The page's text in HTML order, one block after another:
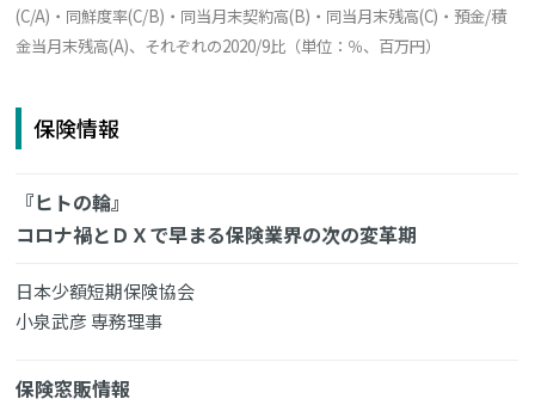
(C/A)・同鮮度率(C/B)・同当月末契約高(B)・同当月末残高(C)・預金/積
金当月末残高(A)、それぞれの2020/9比（単位：％、百万円）
保険情報
『ヒトの輪』
コロナ禍とＤＸで早まる保険業界の次の変革期
日本少額短期保険協会
小泉武彦 専務理事
保険窓販情報